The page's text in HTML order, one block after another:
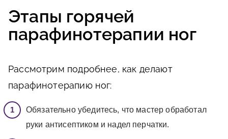
Этапы горячей
парафинотерапии ног
Рассмотрим подробнее, как делают
парафинотерапию ног:
Обязательно убедитесь, что мастер обработал
руки антисептиком и надел перчатки.